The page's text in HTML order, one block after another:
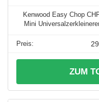
Kenwood Easy Chop
Mini
ZUM